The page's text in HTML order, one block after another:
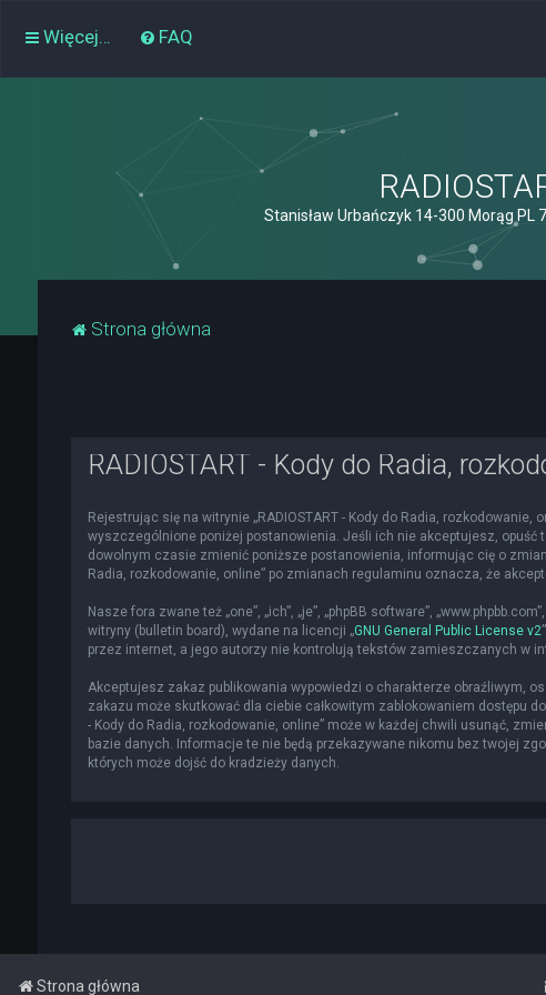
Więcej… FAQ
Stanisław Urbańczyk 14-300 Morąg PL
Strona główna
RADIOSTART - Kody do Radia,
Rejestrując się na witrynie „RADIOSTART - Kody do Radia, rozkodowanie,
wyszczególnione poniżej postanowienia. Jeśli ich nie akceptujesz, opuść
dowolnym czasie zmienić poniższe postanowienia, informując cię o
Radia, rozkodowanie, online” po zmianach regulaminu oznacza, że
Nasze fora zwane też „one”, „ich”, „je”, „phpBB software”,
witryny (bulletin board), wydane na licencji „GNU General Public License v2
przez internet, a jego autorzy nie kontrolują tekstów zamieszczanych w
Akceptujesz zakaz publikowania wypowiedzi o charakterze obraźliwym,
zakazu może skutkować dla ciebie całkowitym zablokowaniem dostępu
- Kody do Radia, rozkodowanie, online” może w każdej chwili usunąć,
bazie danych. Informacje te nie będą przekazywane nikomu bez twojej
których może dojść do kradzieży danych.
Strona główna